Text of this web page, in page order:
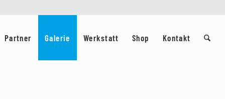
Partner Galerie Werkstatt Shop Kontakt